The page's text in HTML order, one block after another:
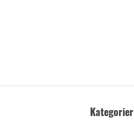
Kategorier